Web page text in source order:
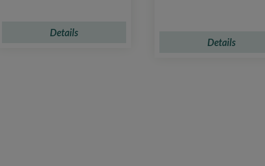
Details
Details